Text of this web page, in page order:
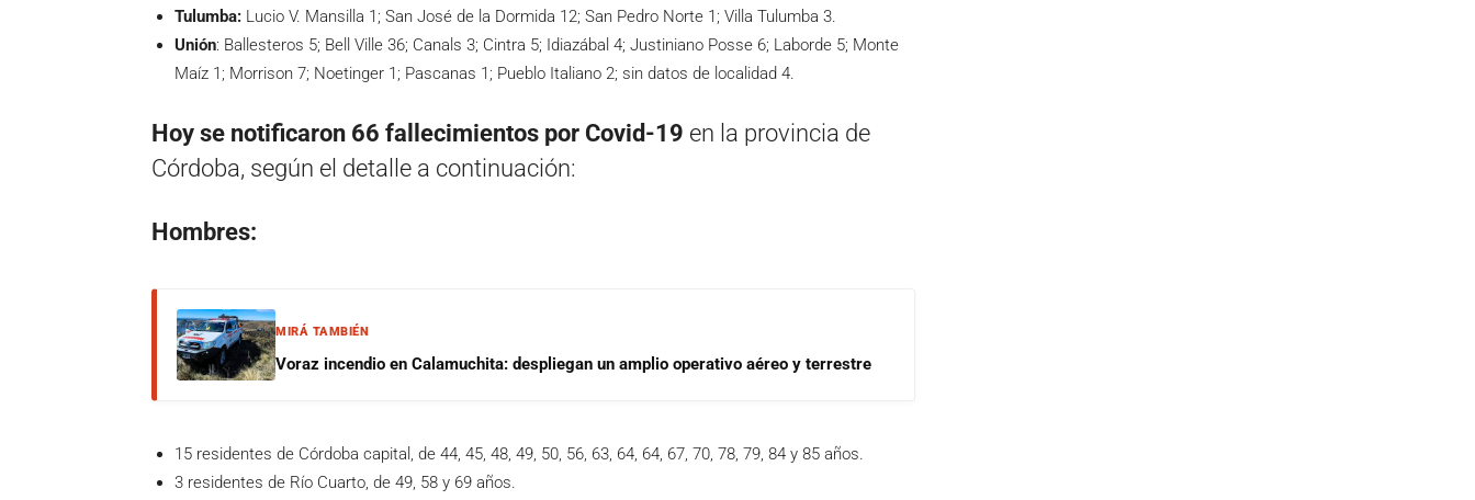
Tulumba: Lucio V. Mansilla 1; San José de la Dormida 12; San Pedro Norte 1; Villa Tulumba 3.
Unión: Ballesteros 5; Bell Ville 36; Canals 3; Cintra 5; Idiazábal 4; Justiniano Posse 6; Laborde 5; Monte
Maíz 1; Morrison 7; Noetinger 1; Pascanas 1; Pueblo Italiano 2; sin datos de localidad 4.
Hoy se notificaron 66 fallecimientos por Covid-19 en la provincia de
Córdoba, según el detalle a continuación:
Hombres:
MIRÁ TAMBIÉN
Voraz incendio en Calamuchita: despliegan un amplio operativo aéreo y terrestre
15 residentes de Córdoba capital, de 44, 45, 48, 49, 50, 56, 63, 64, 64, 67, 70, 78, 79, 84 y 85 años.
3 residentes de Río Cuarto, de 49, 58 y 69 años.